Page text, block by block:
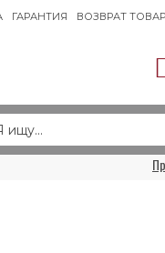
ГАРАНТИЯ ВОЗВРАТ